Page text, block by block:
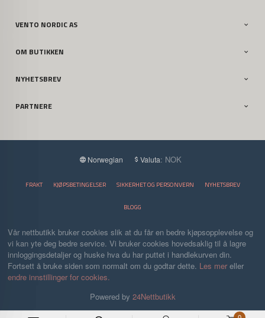
VENTO NORDIC AS
OM BUTIKKEN
NYHETSBREV
PARTNERE
Norwegian Valuta: NOK
FRAKT KJØPSBETINGELSER SIKKERHET OG PERSONVERN NYHETSBREV
BLOGG
Vår nettbutikk bruker cookies slik at du får en bedre kjøpsopplevelse og
vi kan yte deg bedre service. Vi bruker cookies hovedsaklig til å lagre
innloggingsdetaljer og huske hva du har puttet i handlekurven din.
Fortsett å bruke siden som normalt om du godtar dette. Les mer eller
endre innstillinger for cookies.
Powered by 24Nettbutikk